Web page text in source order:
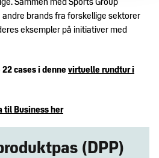
Sammen med Sports Group
brands fra forskellige sektorer
eksempler på initiativer med
cases i denne virtuelle rundtur i
til Business her
(DPP)